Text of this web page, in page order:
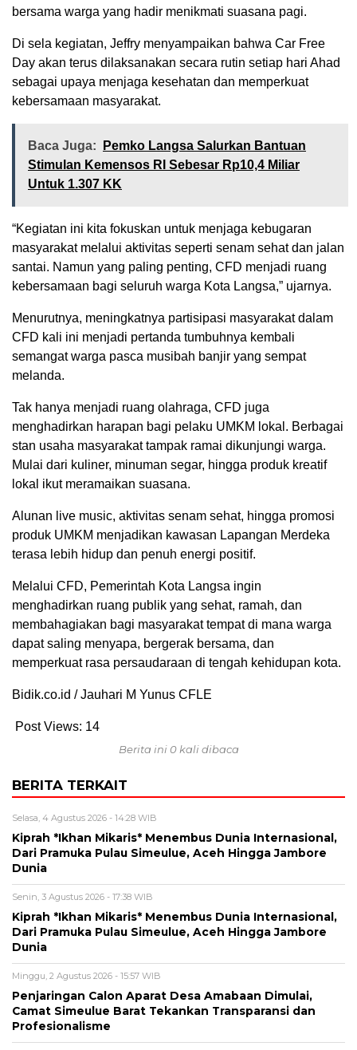
bersama warga yang hadir menikmati suasana pagi.
Di sela kegiatan, Jeffry menyampaikan bahwa Car Free
Day akan terus dilaksanakan secara rutin setiap hari Ahad
sebagai upaya menjaga kesehatan dan memperkuat
kebersamaan masyarakat.
Baca Juga:
Pemko Langsa Salurkan Bantuan
Stimulan Kemensos RI Sebesar Rp10,4 Miliar
Untuk 1.307 KK
“Kegiatan ini kita fokuskan untuk menjaga kebugaran
masyarakat melalui aktivitas seperti senam sehat dan jalan
santai. Namun yang paling penting, CFD menjadi ruang
kebersamaan bagi seluruh warga Kota Langsa,” ujarnya.
Menurutnya, meningkatnya partisipasi masyarakat dalam
CFD kali ini menjadi pertanda tumbuhnya kembali
semangat warga pasca musibah banjir yang sempat
melanda.
Tak hanya menjadi ruang olahraga, CFD juga
menghadirkan harapan bagi pelaku UMKM lokal. Berbagai
stan usaha masyarakat tampak ramai dikunjungi warga.
Mulai dari kuliner, minuman segar, hingga produk kreatif
lokal ikut meramaikan suasana.
Alunan live music, aktivitas senam sehat, hingga promosi
produk UMKM menjadikan kawasan Lapangan Merdeka
terasa lebih hidup dan penuh energi positif.
Melalui CFD, Pemerintah Kota Langsa ingin
menghadirkan ruang publik yang sehat, ramah, dan
membahagiakan bagi masyarakat tempat di mana warga
dapat saling menyapa, bergerak bersama, dan
memperkuat rasa persaudaraan di tengah kehidupan kota.
Bidik.co.id / Jauhari M Yunus CFLE
Post Views: 14
Berita ini 0 kali dibaca
BERITA TERKAIT
Selasa, 4 Agustus 2026 - 14:28 WIB
Kiprah *Ikhan Mikaris* Menembus Dunia Internasional,
Dari Pramuka Pulau Simeulue, Aceh Hingga Jambore
Dunia
Senin, 3 Agustus 2026 - 17:38 WIB
Kiprah *Ikhan Mikaris* Menembus Dunia Internasional,
Dari Pramuka Pulau Simeulue, Aceh Hingga Jambore
Dunia
Minggu, 2 Agustus 2026 - 15:57 WIB
Penjaringan Calon Aparat Desa Amabaan Dimulai,
Camat Simeulue Barat Tekankan Transparansi dan
Profesionalisme